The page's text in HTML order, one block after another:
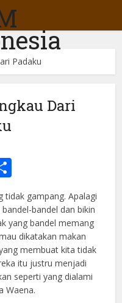
Padaku
Dari
tidak gampang. Apalagi
bandel dan bikin
yang bandel memang
dikatakan makan
membuat kita tidak
itu justru menjadi
seperti yang dialami
Waena.